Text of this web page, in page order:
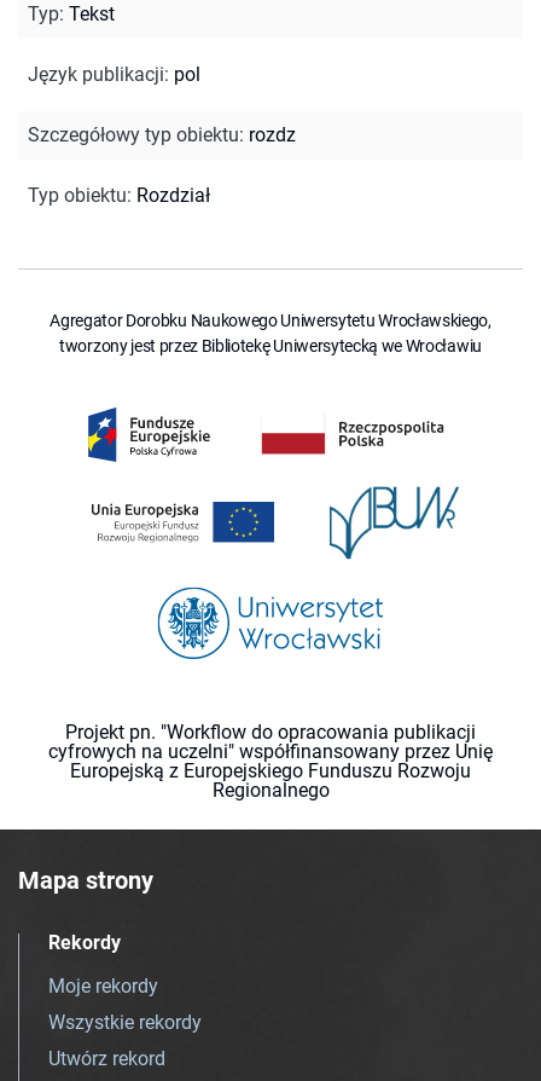
Typ: Tekst
Język publikacji: pol
Szczegółowy typ obiektu: rozdz
Typ obiektu: Rozdział
Agregator Dorobku Naukowego Uniwersytetu Wrocławskiego,
tworzony jest przez Bibliotekę Uniwersytecką we Wrocławiu
Projekt pn. "Workflow do opracowania publikacji
cyfrowych na uczelni" współfinansowany przez Unię
Europejską z Europejskiego Funduszu Rozwoju
Regionalnego
Mapa strony
Rekordy
Moje rekordy
Wszystkie rekordy
Utwórz rekord